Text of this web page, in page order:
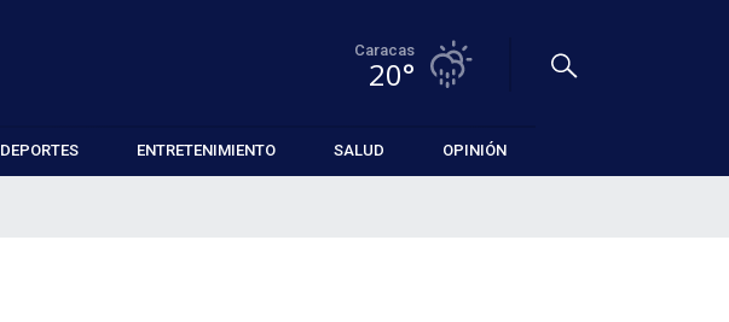
Caracas
20°
DEPORTES ENTRETENIMIENTO SALUD OPINIÓN